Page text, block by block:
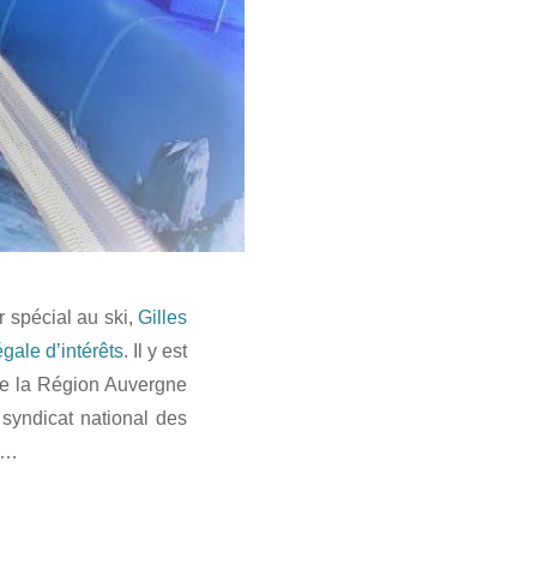
spécial au ski, Gilles
d’intérêts. Il y est
la Région Auvergne
national des